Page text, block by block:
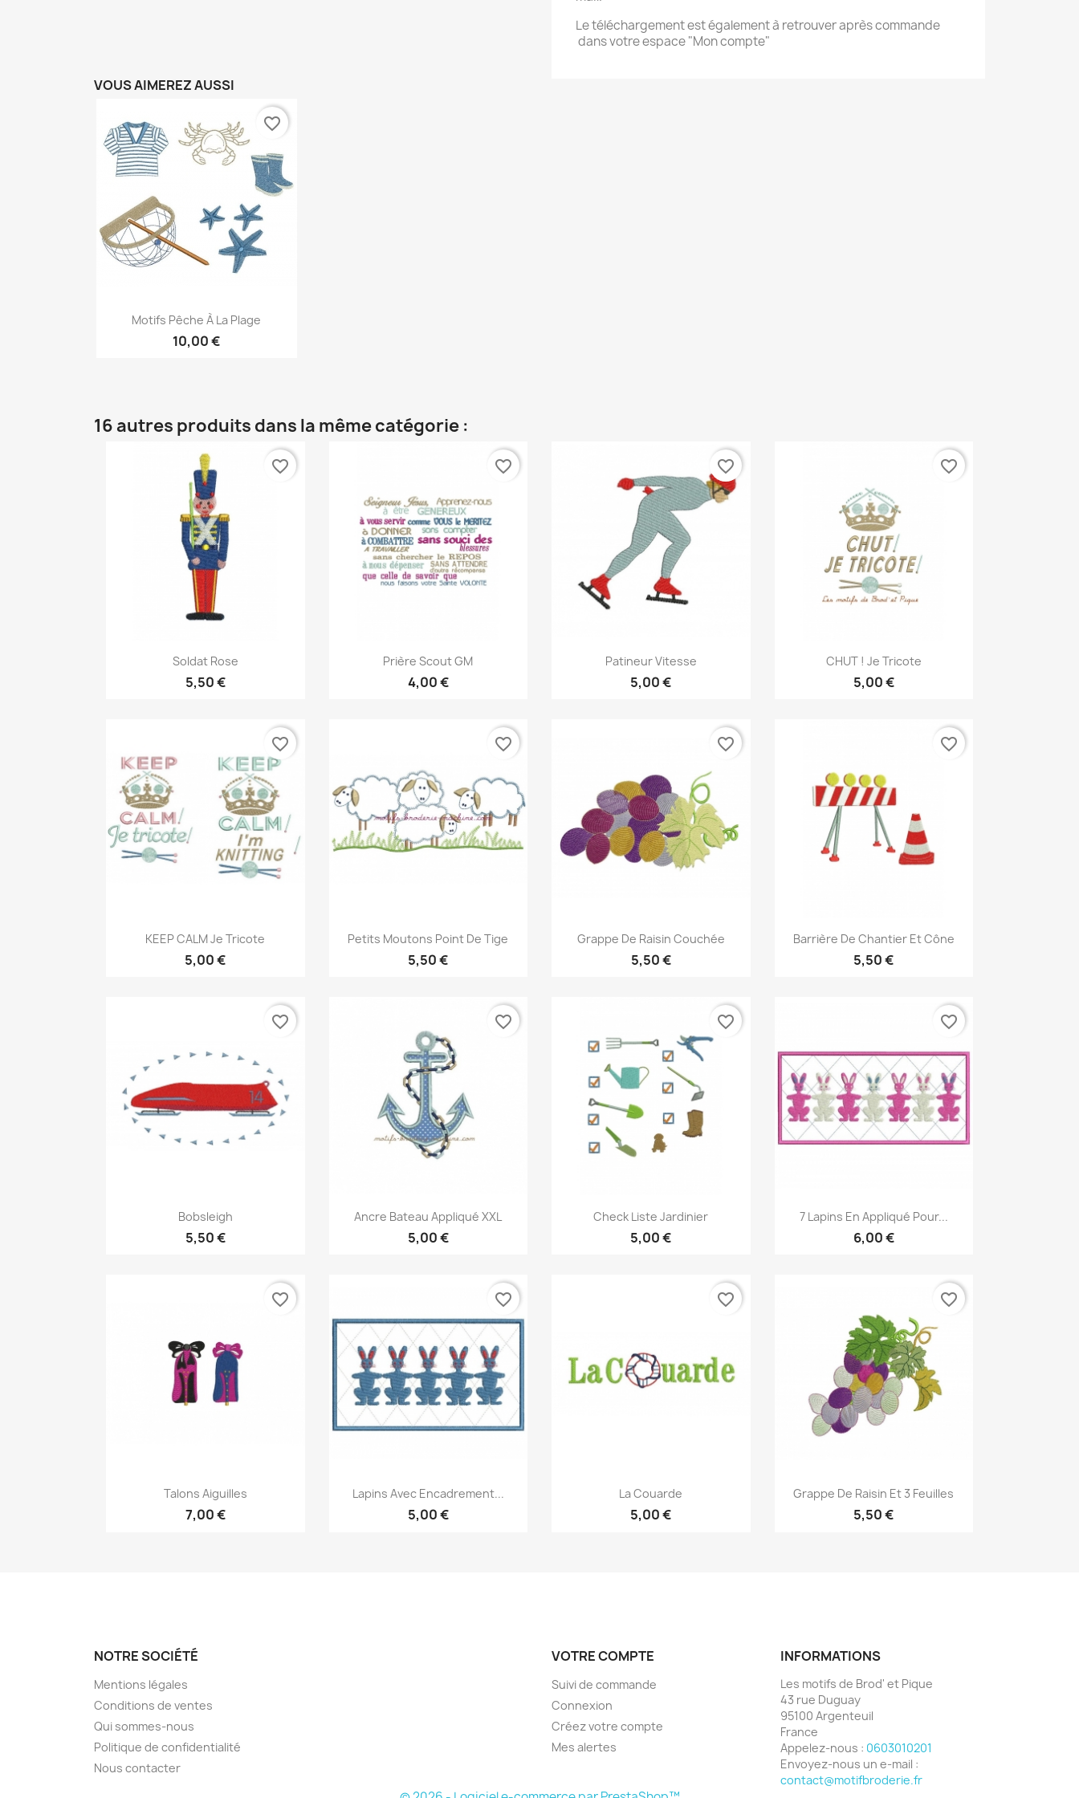
Le téléchargement est également à retrouver après commande
dans votre espace "Mon compte"
VOUS AIMEREZ AUSSI
Aperçu rapide
Motifs Pêche À La Plage
10,00 €
favorite_border
16 autres produits dans la même catégorie :
Aperçu rapide
Soldat Rose
5,50 €
favorite_border
Aperçu rapide
Prière Scout GM
4,00 €
favorite_border
Aperçu rapide
Patineur Vitesse
5,00 €
favorite_border
Aperçu rapide
CHUT ! Je Tricote
5,00 €
favorite_border
Aperçu rapide
KEEP CALM Je Tricote
5,00 €
favorite_border
Aperçu rapide
Petits Moutons Point De Tige
5,50 €
favorite_border
Aperçu rapide
Grappe De Raisin Couchée
5,50 €
favorite_border
 Aperçu rapide
Barrière De Chantier Et Cône
5,50 €
favorite_border
Aperçu rapide
Bobsleigh
5,50 €
favorite_border
Aperçu rapide
Ancre Bateau Appliqué XXL
5,00 €
favorite_border
Aperçu rapide
Check Liste Jardinier
5,00 €
favorite_border
Aperçu rapide
7 Lapins En Appliqué Pour...
6,00 €
favorite_border
Aperçu rapide
Talons Aiguilles
7,00 €
favorite_border
Aperçu rapide
Lapins Avec Encadrement...
5,00 €
favorite_border
Aperçu rapide
La Couarde
5,00 €
favorite_border
 Aperçu rapide
Grappe De Raisin Et 3 Feuilles
5,50 €
favorite_border
NOTRE SOCIÉTÉ
Mentions légales
Conditions de ventes
Qui sommes-nous
Politique de confidentialité
Nous contacter
VOTRE COMPTE
Suivi de commande
Connexion
Créez votre compte
Mes alertes
INFORMATIONS
Les motifs de Brod' et Pique
43 rue Duguay
95100 Argenteuil
France
Appelez-nous : 0603010201
Envoyez-nous un e-mail :
contact@motifbroderie.fr